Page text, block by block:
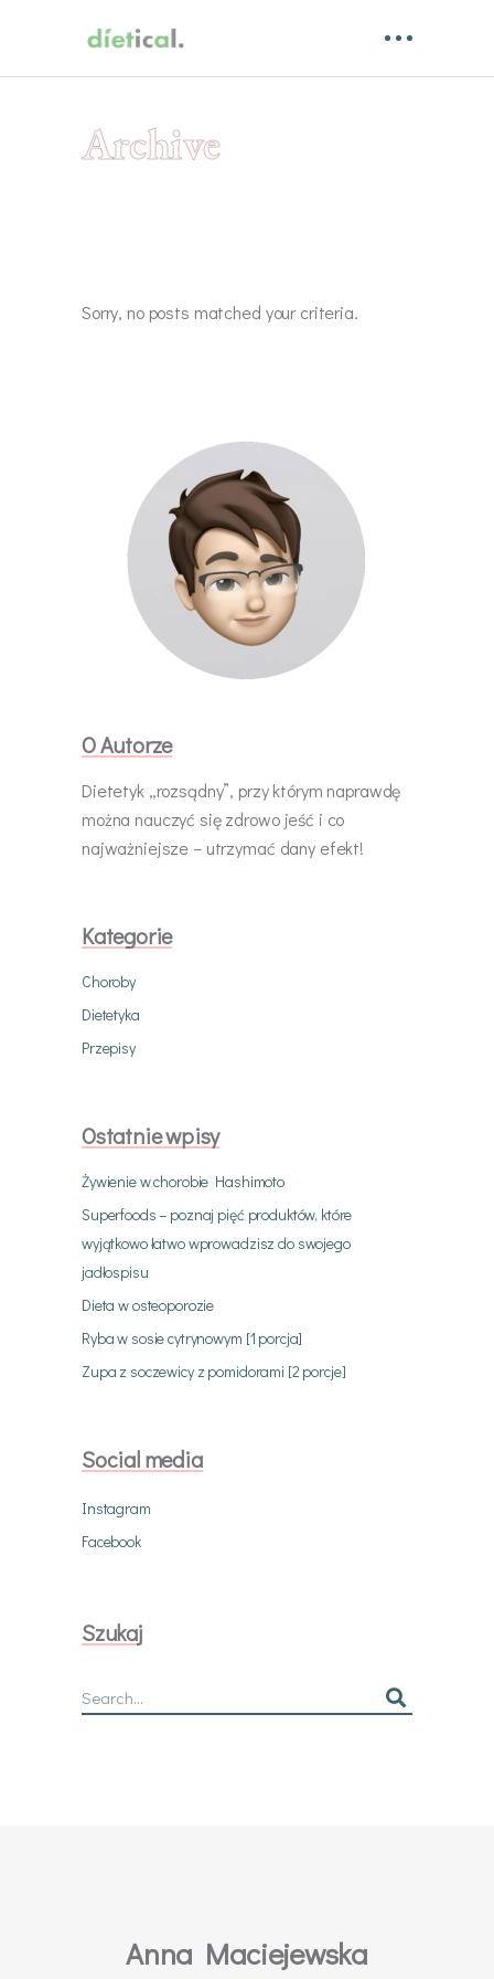
Archive
Sorry, no posts matched your criteria.
O Autorze
Dietetyk „rozsądny”, przy którym naprawdę
można nauczyć się zdrowo jeść i co
najważniejsze – utrzymać dany efekt!
Kategorie
Choroby
Dietetyka
Przepisy
Ostatnie wpisy
Żywienie w chorobie Hashimoto
Superfoods – poznaj pięć produktów, które
wyjątkowo łatwo wprowadzisz do swojego
jadłospisu
Dieta w osteoporozie
Ryba w sosie cytrynowym [1 porcja]
Zupa z soczewicy z pomidorami [2 porcje]
Social media
Instagram
Facebook
Szukaj
Search
for:
Anna Maciejewska